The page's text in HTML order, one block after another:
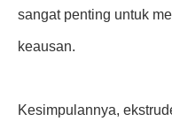
sangat penting untuk
keausan.
Kesimpulannya,